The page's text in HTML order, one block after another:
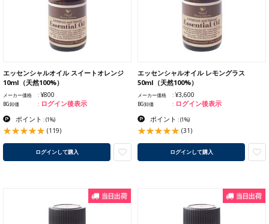
エッセンシャルオイル スイートオレンジ
10ml（天然100%）
メーカー価格 ¥800
BG卸価 ログイン後表示
ポイント :(1%)
(119)
ログインして購入
エッセンシャルオイル レモングラス
50ml（天然100%）
メーカー価格 ¥3,600
BG卸価 ログイン後表示
ポイント :(1%)
(31)
ログインして購入